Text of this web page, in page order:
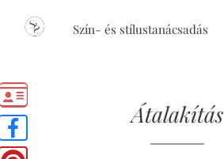
Szín- és stílustanácsadás
Átalakítás